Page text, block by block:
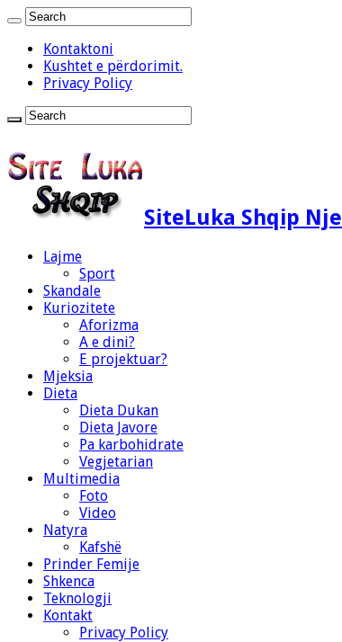
Kontaktoni
Kushtet e përdorimit.
Privacy Policy
SiteLuka Shqip
Lajme
Sport
Skandale
Kuriozitete
Aforizma
A e dini?
E projektuar?
Mjeksia
Dieta
Dieta Dukan
Dieta Javore
Pa karbohidrate
Vegjetarian
Multimedia
Foto
Video
Natyra
Kafshë
Prinder Femije
Shkenca
Teknologji
Kontakt
Privacy Policy